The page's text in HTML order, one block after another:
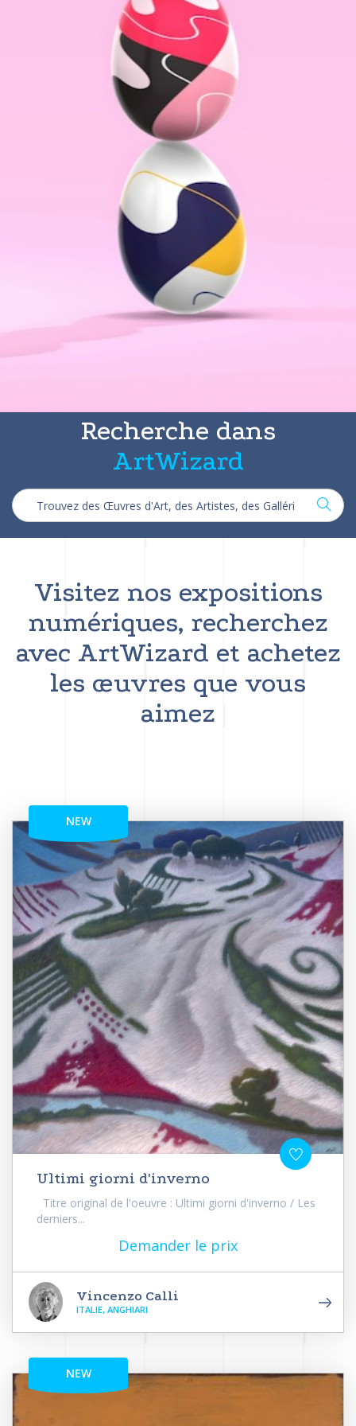
Recherche dans
ArtWizard
Visitez nos expositions
numériques, recherchez
avec ArtWizard et achetez
les œuvres que vous
aimez
NEW
Ultimi giorni d'inverno
Titre original de l'oeuvre : Ultimi giorni d'inverno / Les
derniers...
Demander le prix
Vincenzo Calli
ITALIE, ANGHIARI
NEW